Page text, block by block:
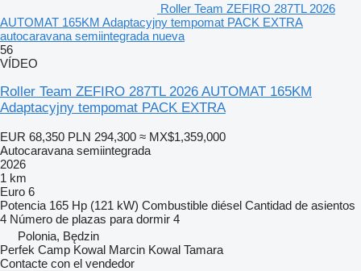
Roller Team ZEFIRO 287TL 2026
AUTOMAT 165KM Adaptacyjny tempomat PACK EXTRA
autocaravana semiintegrada nueva
56
VÍDEO
Roller Team ZEFIRO 287TL 2026 AUTOMAT 165KM
Adaptacyjny tempomat PACK EXTRA
EUR 68,350 PLN 294,300 ≈ MX$1,359,000
Autocaravana semiintegrada
2026
1 km
Euro 6
Potencia 165 Hp (121 kW) Combustible diésel Cantidad de asientos
4 Número de plazas para dormir 4
Polonia, Będzin
Perfek Camp Kowal Marcin Kowal Tamara
Contacte con el vendedor